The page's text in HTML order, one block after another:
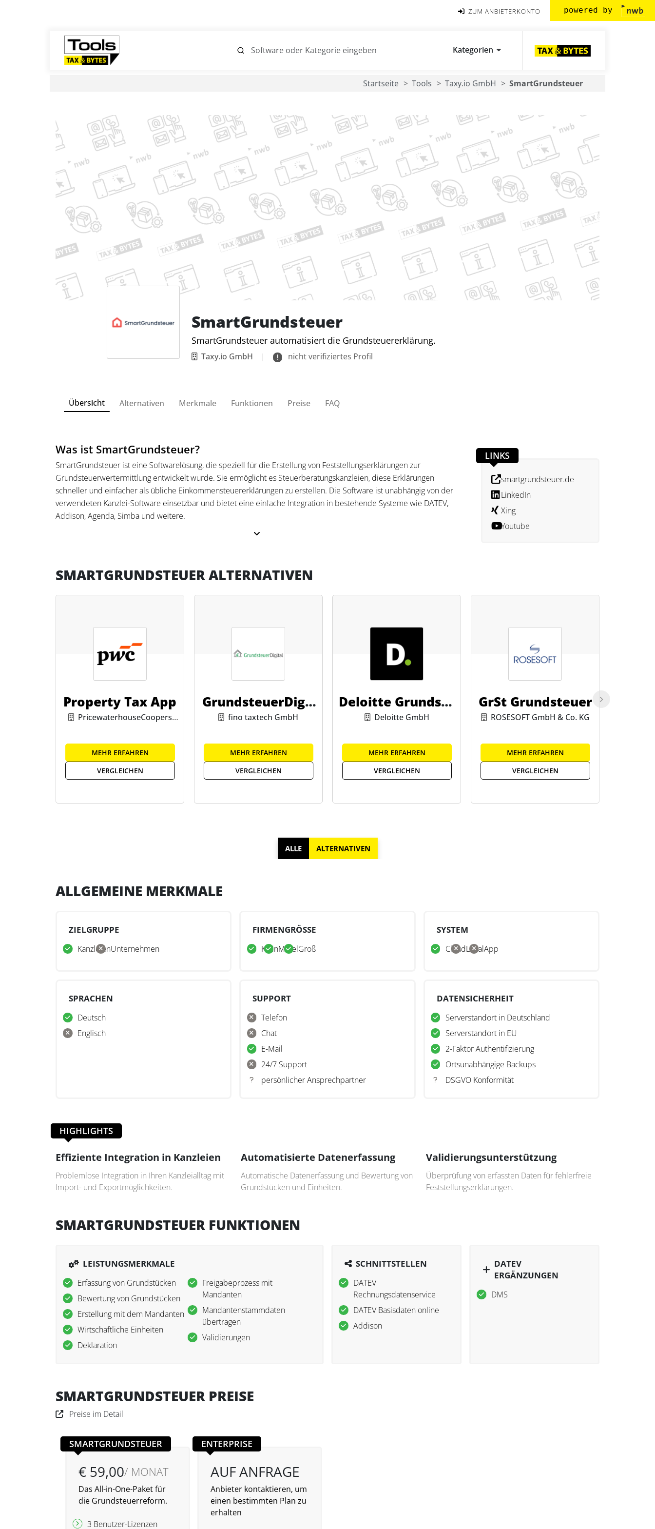
ZUM ANBIETERKONTO powered by
Kategorien
Startseite Tools Taxy.io GmbH SmartGrundsteuer
SmartGrundsteuer
SmartGrundsteuer automatisiert die Grundsteuererklärung.
Taxy.io GmbH | nicht verifiziertes Profil
Übersicht Alternativen Merkmale Funktionen Preise FAQ
Was ist SmartGrundsteuer?
SmartGrundsteuer ist eine Softwarelösung, die speziell für die Erstellung von Feststellungserklärungen zur
Grundsteuerwertermittlung entwickelt wurde. Sie ermöglicht es Steuerberatungskanzleien, diese Erklärungen
schneller und einfacher als übliche Einkommensteuererklärungen zu erstellen. Die Software ist unabhängig von der
verwendeten Kanzlei-Software einsetzbar und bietet eine einfache Integration in bestehende Systeme wie DATEV,
Addison, Agenda, Simba und weitere.
nahtlose Kollaboration mit Mandanten über die Cloud und die einfache Erfassung sowie Bewertung von
Grundstücken und wirtschaftlichen Einheiten. Zudem unterstützt die Software die Kanzleien durch die Möglichkeit,
auch von fachfremdem Personal vorbereitende Tätigkeiten durchführen zu lassen. Der gesamte Prozess wird durch
LINKS
smartgrundsteuer.de
LinkedIn
Xing
Youtube
SMARTGRUNDSTEUER ALTERNATIVEN
Property Tax App
PricewaterhouseCoopers
MEHR ERFAHREN
VERGLEICHEN
GrundsteuerDigit
al
fino taxtech GmbH
MEHR ERFAHREN
VERGLEICHEN
Deloitte Grundste
uerService
Deloitte GmbH
MEHR ERFAHREN
VERGLEICHEN
GrSt Grundsteuer
ROSESOFT GmbH & Co. KG
MEHR ERFAHREN
VERGLEICHEN
ALLE ALTERNATIVEN
ALLGEMEINE MERKMALE
ZIELGRUPPE
KanzleienUnternehmen
FIRMENGRÖSSE
KleinMittelGroß
SYSTEM
CloudLokalApp
SPRACHEN
Deutsch
Englisch
SUPPORT
Telefon
Chat
E-Mail
24/7 Support
persönlicher Ansprechpartner
DATENSICHERHEIT
Serverstandort in Deutschland
Serverstandort in EU
2-Faktor Authentifizierung
Ortsunabhängige Backups
DSGVO Konformität
HIGHLIGHTS
Effiziente Integration in Kanzleien
Problemlose Integration in Ihren Kanzleialltag mit
Import- und Exportmöglichkeiten.
Automatisierte Datenerfassung
Automatische Datenerfassung und Bewertung von
Grundstücken und Einheiten.
Validierungsunterstützung
Überprüfung von erfassten Daten für fehlerfreie
Feststellungserklärungen.
SMARTGRUNDSTEUER FUNKTIONEN
LEISTUNGSMERKMALE
Erfassung von Grundstücken
Bewertung von Grundstücken
Erstellung mit dem Mandanten
Wirtschaftliche Einheiten
Deklaration
Freigabeprozess mit
Mandanten
Mandantenstammdaten
übertragen
Validierungen
SCHNITTSTELLEN
DATEV
Rechnungsdatenservice
DATEV Basisdaten online
Addison
DATEV
ERGÄNZUNGEN
DMS
SMARTGRUNDSTEUER PREISE
Preise im Detail
SMARTGRUNDSTEUER
€ 59,00/ MONAT
Das All-in-One-Paket für
die Grundsteuerreform.
3 Benutzer-Lizenzen
ENTERPRISE
AUF ANFRAGE
Anbieter kontaktieren, um
einen bestimmten Plan zu
erhalten